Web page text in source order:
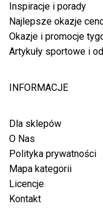
Inspiracje i porady
Najlepsze okazje
Okazje i promocje
Artykuły sportowe i
INFORMACJE
Dla sklepów
O Nas
Polityka prywatności
Mapa kategorii
Licencje
Kontakt